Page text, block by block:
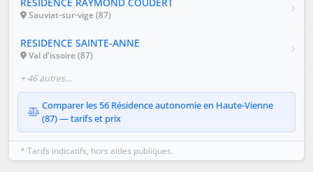
Sauviat-sur-vige (87)
RESIDENCE SAINTE-ANNE
Val d'issoire (87)
+ 46 autres…
Comparer les 56 Résidence autonomie en Haute-Vienne
(87) — tarifs et prix
* Tarifs indicatifs, hors aides publiques.